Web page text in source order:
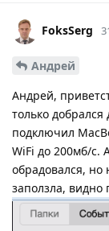
FoksSerg
Андрей
Андрей,
только
подключил
WiFi до 200мб/с.
обрадовался, но
заползла, видно